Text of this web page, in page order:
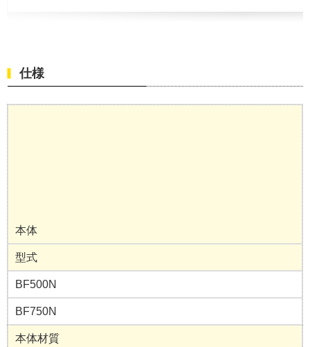
仕様
本体
型式
BF500N
BF750N
本体材質